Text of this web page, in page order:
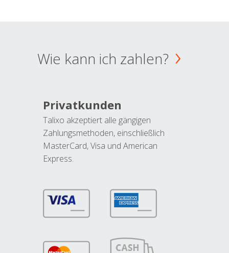
Wie kann ich zahlen?
Privatkunden
Talixo akzeptiert alle gängigen
Zahlungsmethoden, einschließlich
MasterCard, Visa und American
Express.